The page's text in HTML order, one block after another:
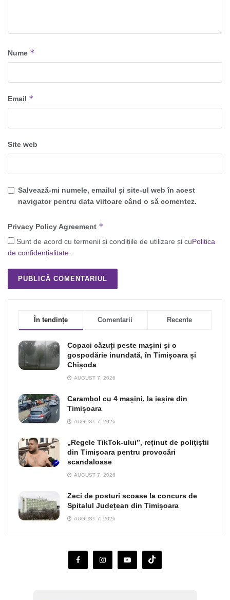
Nume *
Email *
Site web
Salvează-mi numele, emailul și site-ul web în acest
navigator pentru data viitoare când o să comentez.
Privacy Policy Agreement *
Sunt de acord cu termenii și condițiile de utilizare și cuPolitica
de confidențialitate
În tendințe Comentarii Recente
Copaci căzuți peste mașini și o
gospodărie inundată, în Timișoara și
Chișoda
AUGUST 7, 2026
Carambol cu 4 mașini, la ieșire din
Timișoara
AUGUST 7, 2026
„Regele TikTok-ului”, reţinut de poliţiştii
din Timişoara pentru provocări
scandaloase
AUGUST 7, 2026
Zeci de posturi scoase la concurs de
Spitalul Județean din Timișoara
AUGUST 7, 2026